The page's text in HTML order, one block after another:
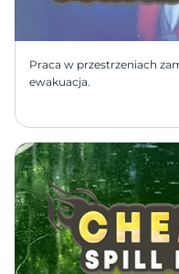
Praca w przestrzeniach
ewakuacja.